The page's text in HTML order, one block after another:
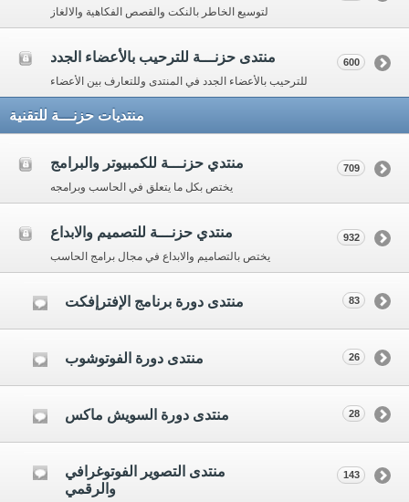
لتوسيع الخاطر بالنكت والقصص الفكاهية والالغاز
منتدى حزنـــة للترحيب بالأعضاء الجدد
للترحيب بالأعضاء الجدد في المنتدى وللتعارف بين الأعضاء
600
منتديات حزنـــة للتقنية
منتدي حزنـــة للكمبيوتر والبرامج
يختص بكل ما يتعلق في الحاسب وبرامجه
709
منتدي حزنـــة للتصميم والابداع
يختص بالتصاميم والابداع في مجال برامج الحاسب
932
منتدى دورة برنامج الإفترإفكت 83
منتدى دورة الفوتوشوب 26
منتدى دورة السويش ماكس 28
منتدى التصوير الفوتوغرافي
والرقمي
143